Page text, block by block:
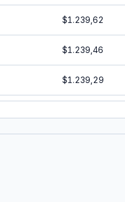
$1.239,62
$1.239,46
$1.239,29